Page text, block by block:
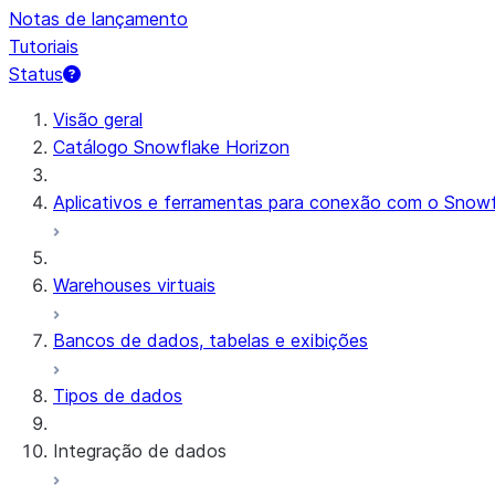
Notas de lançamento
Tutoriais
Status
Visão geral
Catálogo Snowflake Horizon
Aplicativos e ferramentas para conexão com o
Warehouses virtuais
Bancos de dados, tabelas e exibições
Tipos de dados
Integração de dados